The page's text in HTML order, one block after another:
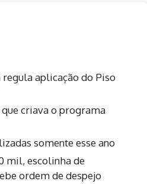
aplicação do Piso
criava o programa
somente esse ano
mil, escolinha de
ordem de despejo